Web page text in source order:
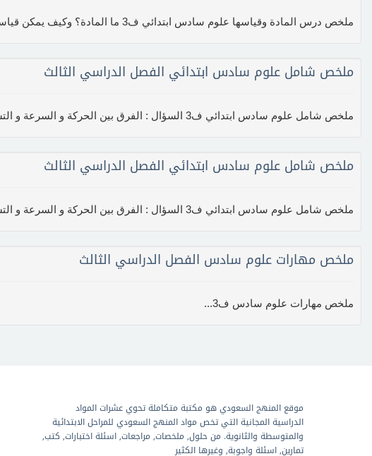
ملخص درس المادة وقياسها علوم سادس ابتدائي ف3 ما المادة؟ وكيف يمكن قياسها؟ المادة هي كل شيء له كتلة و حجم الكتلة : هي كمية المادة في ا...
ملخص شامل علوم سادس ابتدائي الفصل الدراسي الثالث
ملخص شامل علوم سادس ابتدائي ف3 السؤال : الفرق بين الحركة و السرعة و التسارع ؟ الجواب : الحركة : تغير في موقع الجسم بمرور الزمن . &nb...
ملخص شامل علوم سادس ابتدائي الفصل الدراسي الثالث
ملخص شامل علوم سادس ابتدائي ف3 السؤال : الفرق بين الحركة و السرعة و التسارع ؟ الجواب : الحركة : تغير في موقع الجسم بمرور الزمن . &nb...
ملخص مهارات علوم سادس الفصل الدراسي الثالث
ملخص مهارات علوم سادس ف3...
موقع المنهج السعودي هو مكتبة متكاملة تحوي عشرات المواد
الدراسية المجانية التي تخص مواد المنهج السعودي للمراحل الابتدائية
والمتوسطة والثانوية. من حلول, ملخصات, مراجعات, اسئلة اختبارات, كتب,
تمارين, اسئلة واجوبة, وغيرها الكثير